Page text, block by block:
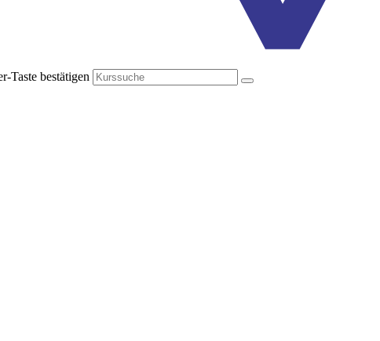
Taste bestätigen